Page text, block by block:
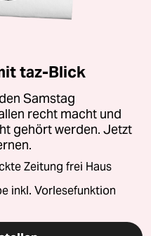
taz-Blick
Samstag
recht macht und
gehört werden. Jetzt
Zeitung frei Haus
inkl. Vorlesefunktion